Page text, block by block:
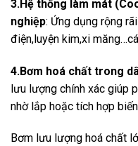
3.Hệ thống làm mát
nghiệp: Ứng dụng rộng
điện,luyện kim,xi
4.Bơm hoá chất trong
lưu lượng chính xác giúp
nhờ lắp hoặc tích hợp
Bơm lưu lượng hoá chất